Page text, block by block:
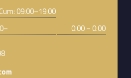
09:00–19:00
0:00 – 0:00